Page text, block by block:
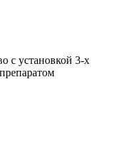
с установкой 3-х